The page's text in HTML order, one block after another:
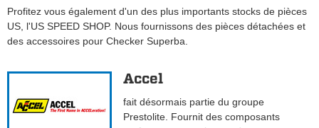
Profitez vous également d'un des plus importants stocks de pièces
US, l'US SPEED SHOP. Nous fournissons des pièces détachées et
des accessoires pour Checker Superba.
Accel
fait désormais partie du groupe
Prestolite. Fournit des composants